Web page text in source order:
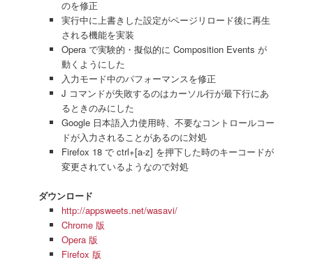
のを修正
実行中に上書きした設定がページリロード後に再生
される機能を実装
Opera で実験的・擬似的に Composition Events が
動くようにした
入力モード中のパフォーマンスを修正
J コマンドが失敗するのはカーソル行が最下行にあ
るときのみにした
Google 日本語入力使用時、不要なコントロールコー
ドが入力されることがあるのに対処
Firefox 18 で ctrl+[a-z] を押下した時のキーコードが
変更されているようなので対処
ダウンロード
http://appsweets.net/wasavi/
Chrome 版
Opera 版
Firefox 版